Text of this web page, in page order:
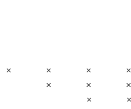
× × ×
×
× ×
×
×